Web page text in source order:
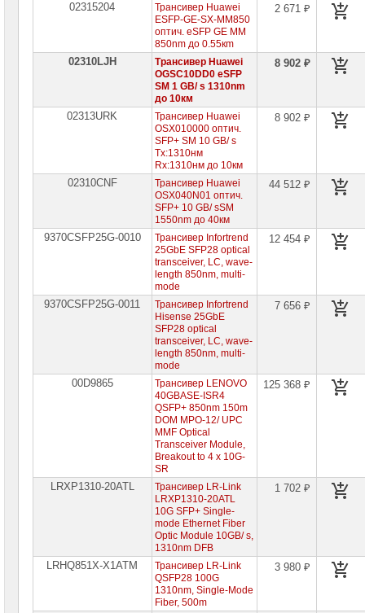
02315204
Трансивер Huawei
ESFP-GE-SX-MM850
оптич. eSFP GE MM
850nm до 0.55кm
2 671 ₽
02310LJH
Трансивер Huawei
OGSC10DD0 eSFP
SM 1 GB/ s 1310nm
до 10км
8 902 ₽
02313URK
Трансивер Huawei
OSX010000 оптич.
SFP+ SM 10 GB/ s
Tx:1310нм
Rx:1310нм до 10км
8 902 ₽
02310CNF
Трансивер Huawei
OSX040N01 оптич.
SFP+ 10 GB/ sSM
1550nm до 40км
44 512 ₽
9370CSFP25G-0010
Трансивер Infortrend
25GbE SFP28 optical
transceiver, LC, wave-
length 850nm, multi-
mode
12 454 ₽
9370CSFP25G-0011
Трансивер Infortrend
Hisense 25GbE
SFP28 optical
transceiver, LC, wave-
length 850nm, multi-
mode
7 656 ₽
00D9865
Трансивер LENOVO
40GBASE-ISR4
QSFP+ 850nm 150m
DOM MPO-12/ UPC
MMF Optical
Transceiver Module,
Breakout to 4 x 10G-
SR
125 368 ₽
LRXP1310-20ATL
Трансивер LR-Link
LRXP1310-20ATL
10G SFP+ Single-
mode Ethernet Fiber
Optic Module 10GB/ s,
1310nm DFB
1 702 ₽
LRHQ851X-X1ATM
Трансивер LR-Link
QSFP28 100G
1310nm, Single-Mode
Fiber, 500m
3 980 ₽